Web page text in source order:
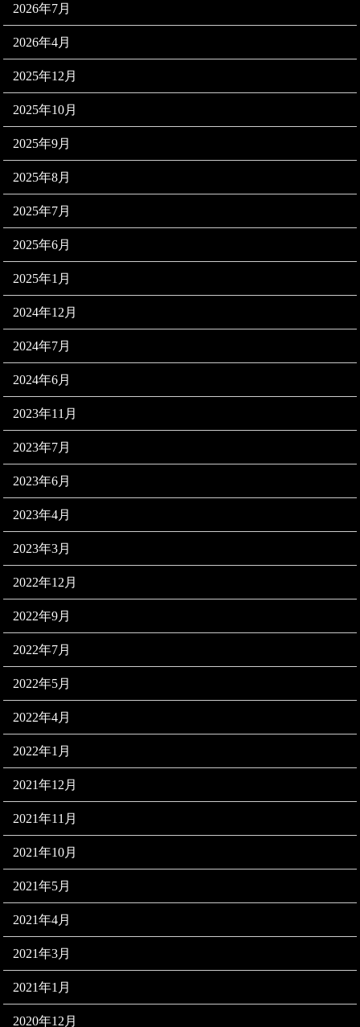
2026年7月
2026年4月
2025年12月
2025年10月
2025年9月
2025年8月
2025年7月
2025年6月
2025年1月
2024年12月
2024年7月
2024年6月
2023年11月
2023年7月
2023年6月
2023年4月
2023年3月
2022年12月
2022年9月
2022年7月
2022年5月
2022年4月
2022年1月
2021年12月
2021年11月
2021年10月
2021年5月
2021年4月
2021年3月
2021年1月
2020年12月